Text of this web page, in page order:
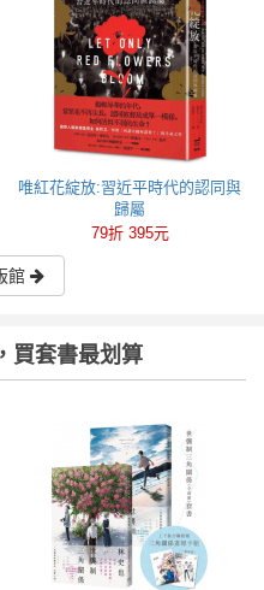
唯紅花綻放:習近平時代的認同與
歸屬
79折 395元
館
買套書最划算